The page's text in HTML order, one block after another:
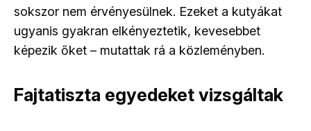
sokszor nem érvényesülnek. Ezeket a kutyákat
ugyanis gyakran elkényeztetik, kevesebbet
képezik őket – mutattak rá a közleményben.
Fajtatiszta egyedeket vizsgáltak